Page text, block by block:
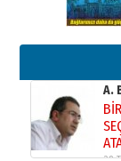
02